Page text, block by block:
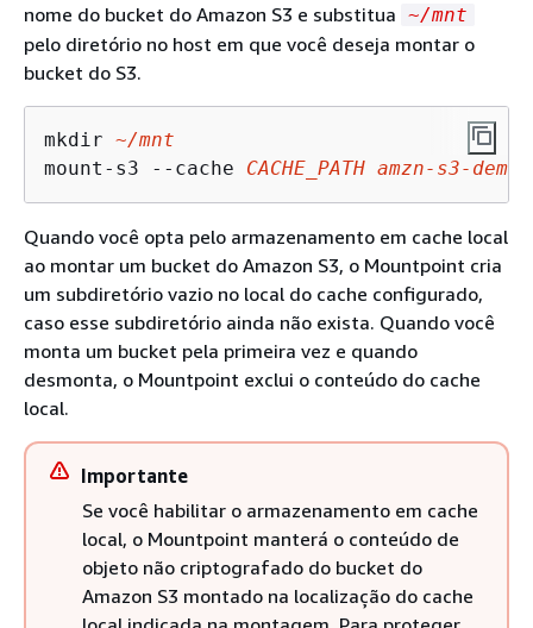
nome do bucket do Amazon S3 e substitua ~/mnt
pelo diretório no host em que você deseja montar o
bucket do S3.
mkdir ~/mnt
mount-s3 --cache CACHE_PATH amzn-s3-
Quando você opta pelo armazenamento em cache local
ao montar um bucket do Amazon S3, o Mountpoint cria
um subdiretório vazio no local do cache configurado,
caso esse subdiretório ainda não exista. Quando você
monta um bucket pela primeira vez e quando
desmonta, o Mountpoint exclui o conteúdo do cache
local.
Importante
Se você habilitar o armazenamento em cache
local, o Mountpoint manterá o conteúdo de
objeto não criptografado do bucket do
Amazon S3 montado na localização do cache